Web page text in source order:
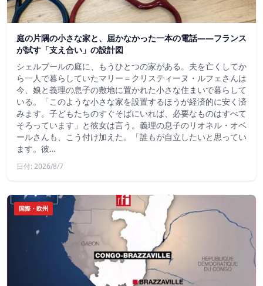
庭の片隅の小さな家と、届かなかった一本の電話——フランス
が試す「支え合い」の設計図
シェルブールの庭に、もうひとつの家がある。夫を亡くしてか
ら一人で暮らしていたマリー＝クリスティーヌ・ルフェさんは
今、娘と義理の息子の敷地に置かれた小さな住まいで暮らして
いる。「このような小さな家を設置するほうが経済的に安く済
みます。子どもたちのすぐそばにいれば、必要なものはすべて
そろっています」と彼女は言う。義理の息子のリオネル・オベ
ールさんも、こう付け加えた。「誰もが自立したいと思ってい
ます。彼…
日付: 2026/8/7
国際・欧州